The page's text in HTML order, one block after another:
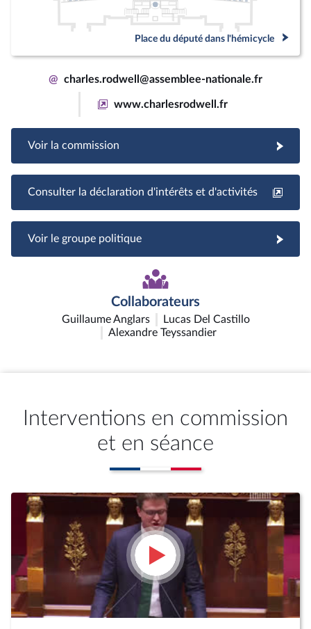
Place du député dans l'hémicycle
@ charles.rodwell@assemblee-nationale.fr
www.charlesrodwell.fr
Voir la commission
Consulter la déclaration d'intérêts et d'activités
Voir le groupe politique
Collaborateurs
Guillaume Anglars
Lucas Del Castillo
Alexandre Teyssandier
Interventions en commission
et en séance